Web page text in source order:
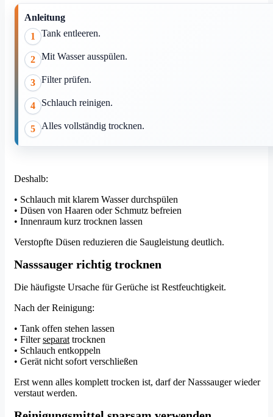
Anleitung
1
Tank entleeren.
2 Mit Wasser ausspülen.
3 Filter prüfen.
4 Schlauch reinigen.
5 Alles vollständig trocknen.
Deshalb:
• Schlauch mit klarem Wasser durchspülen
• Düsen von Haaren oder Schmutz befreien
• Innenraum kurz trocknen lassen
Verstopfte Düsen reduzieren die Saugleistung deutlich.
Nasssauger richtig trocknen
Die häufigste Ursache für Gerüche ist Restfeuchtigkeit.
Nach der Reinigung:
• Tank offen stehen lassen
• Filterseparat trocknen
• Schlauch entkoppeln
• Gerät nicht sofort verschließen
Erst wenn alles komplett trocken ist, darf der Nasssauger wieder
verstaut werden.